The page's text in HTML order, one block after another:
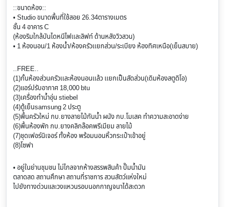
::ขนาดห้อง::
• Studio ขนาดพื้นที่ใช้สอย 26.34ตารางเมตร
ชั้น 4 อาคาร C
(ห้องริมใกล้บันไดหนีไฟเเละลิฟท์ ด้านหลังวิวสวน)
• 1 ห้องนอน/1 ห้องน้ำ/ห้องครัวเเยกส่วน/ระเบียง ห้องทิศเหนือ(เย็นสบาย)
..FREE..
(1)กั้นห้องส่วนครัวเเละห้องนอนเเล้ว เเยกเป็นสัดส่วน(เดิมห้องสตูดิโอ)
(2)แอร์ปรับอากาศ 18,000 btu
(3)เครื่องทำน้ำอุ่น stiebel
(4)ตู้เย็นsamsung 2 ประตู
(5)พื้นครัวใหม่ กบ.ยางลายไม้กันน้ำ ผนัง กบ.โมเสค ทำความสะอาดง่าย
(6)พื้นห้องพัก กบ.ยางคลิกล๊อคพรีเมียม ลายไม้
(7)ชุดเฟอร์นิเจอร์ ทั้งห้อง พร้อมนอนหิ้วกระเป๋าเข้าอยู่
(8)โซฟา
• อยู่ในย่านชุมชน ไม่ไกลจากห้างสรรพสินค้า ปั๊มน้ำมัน
ตลาดสด สถานศึกษา สถานที่ราชการ สวนสัตว์แห่งใหม่
ไปยังทางด่วนและวงแหวนรอบนอกกาญจนาได้สะดวก